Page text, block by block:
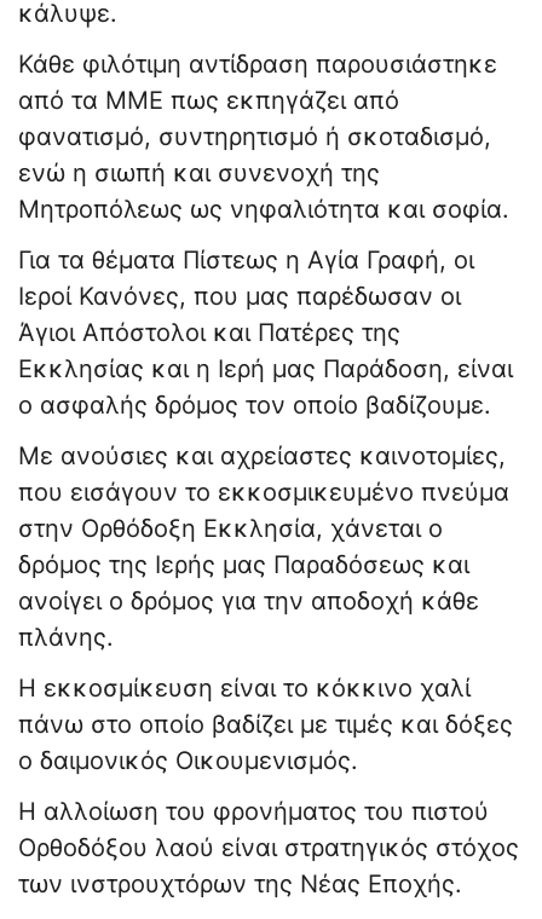
κάλυψε.
Κάθε φιλότιμη αντίδραση παρουσιάστηκε
από τα ΜΜΕ πως εκπηγάζει από
φανατισμό, συντηρητισμό ή σκοταδισμό,
ενώ η σιωπή και συνενοχή της
Μητροπόλεως ως νηφαλιότητα και σοφία.
Για τα θέματα Πίστεως η Αγία Γραφή, οι
Ιεροί Κανόνες, που μας παρέδωσαν οι
Άγιοι Απόστολοι και Πατέρες της
Εκκλησίας και η Ιερή μας Παράδοση, είναι
ο ασφαλής δρόμος τον οποίο βαδίζουμε.
Με ανούσιες και αχρείαστες καινοτομίες,
που εισάγουν το εκκοσμικευμένο πνεύμα
στην Ορθόδοξη Εκκλησία, χάνεται ο
δρόμος της Ιερής μας Παραδόσεως και
ανοίγει ο δρόμος για την αποδοχή κάθε
πλάνης.
Η εκκοσμίκευση είναι το κόκκινο χαλί
πάνω στο οποίο βαδίζει με τιμές και δόξες
ο δαιμονικός Οικουμενισμός.
Η αλλοίωση του φρονήματος του πιστού
Ορθοδόξου λαού είναι στρατηγικός στόχος
των ινστρουχτόρων της Νέας Εποχής.